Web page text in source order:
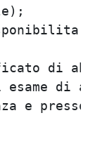
di
esame di
e presso